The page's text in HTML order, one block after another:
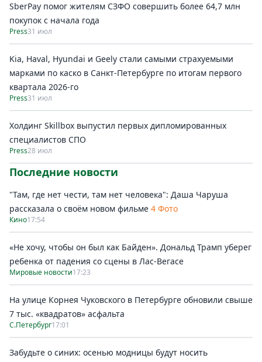
SberPay помог жителям СЗФО совершить более 64,7 млн
покупок c начала года
Press31 июл
Kia, Haval, Hyundai и Geely стали самыми страхуемыми
марками по каско в Санкт-Петербурге по итогам первого
квартала 2026-го
Press31 июл
Холдинг Skillbox выпустил первых дипломированных
специалистов СПО
Press28 июл
Последние новости
"Там, где нет чести, там нет человека": Даша Чаруша
рассказала о своём новом фильме 4 Фото
Кино17:54
«Не хочу, чтобы он был как Байден». Дональд Трамп уберег
ребенка от падения со сцены в Лас-Вегасе
Мировые новости17:23
На улице Корнея Чуковского в Петербурге обновили свыше
7 тыс. «квадратов» асфальта
С.Петербург17:01
Забудьте о синих: осенью модницы будут носить